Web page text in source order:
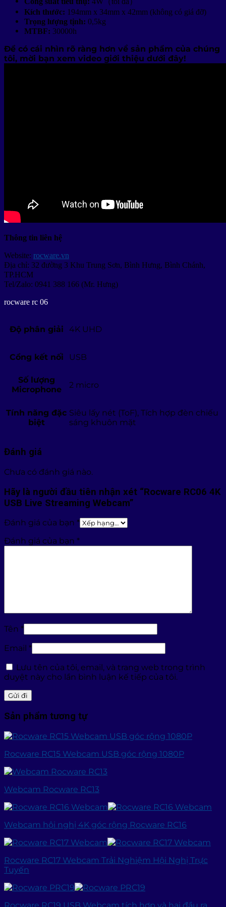
Kích thước: 194mm x 34mm x 42mm (không có giá đỡ)
Trọng lượng tịnh: 0,5kg
MTBF: 30000h
Để có cái nhìn rõ ràng hơn về sản phẩm của chúng
tôi, mời bạn xem video giới thiệu dưới đây!
Thông tin liên hệ
Website: rocware.vn
Địa chỉ: 32 đường 3 Khu Trung Sơn, Bình Hưng, Bình Chánh,
TP.HCM
Tel/Zalo: 0941 388 166 (Mr. Hưng)
rocware rc 06
Độ phân giải 4K UHD
Cổng kết nối USB
Số lượng
Microphone
2 micro
Tính năng đặc
biệt
Siêu lấy nét (ToF), Tích hợp đèn chiếu
sáng khuôn mặt
Đánh giá
Chưa có đánh giá nào.
Hãy là người đầu tiên nhận xét “Rocware RC06 4K
USB Live Streaming Webcam”
Đánh giá của bạn *
Đánh giá của bạn *
Tên *
Email *
Lưu tên của tôi, email, và trang web trong trình
duyệt này cho lần bình luận kế tiếp của tôi.
Sản phẩm tương tự
Rocware RC15 Webcam USB góc rộng 1080P
Webcam Rocware RC13
Webcam hội nghị 4K góc rộng Rocware RC16
Rocware RC17 Webcam Trải Nghiệm Hội Nghị Trực
Tuyến